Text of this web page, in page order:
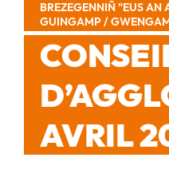
BREZEGENNIÑ "EUS AN
GUINGAMP /
AVRIL